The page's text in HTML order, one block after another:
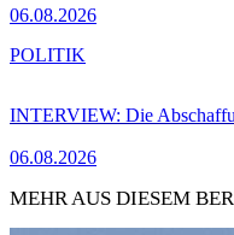
06.08.2026
INTERVIEW: Die
06.08.2026
POLITIK
MEHR AUS DIESEM